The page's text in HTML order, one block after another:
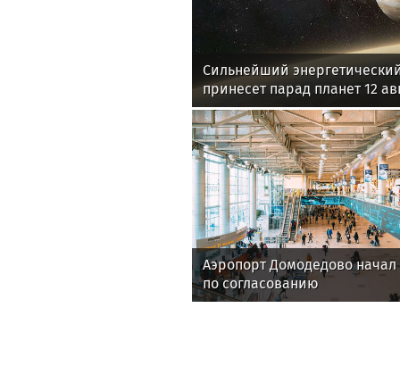
Сильнейший
принесет парад планет 12
Аэропорт Домодедово
по согласованию